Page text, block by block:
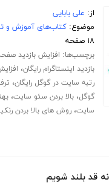
از: علی بابایی
موضوع:کتاب‌های آموزش و
۱۸ صفحه
برچسب‌ها: افزایش بازدید
بازدید اینستاگرام رایگان،
رتبه سایت در گوگل رایگان،
گوگل،بالا بردن سئو سایت،
سایت،روش های بالا بردن
قد بلند شویم